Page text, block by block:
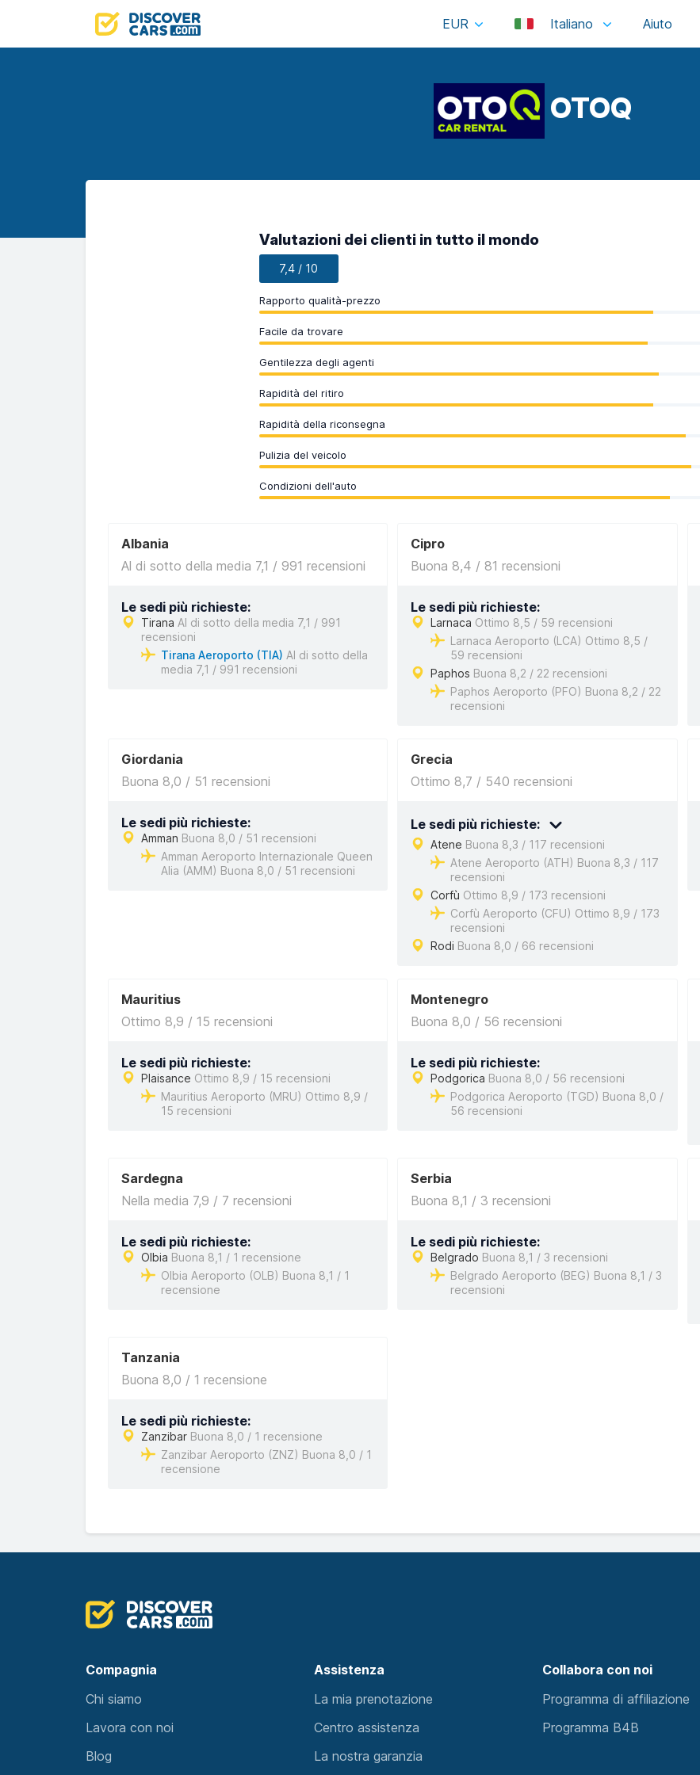
EUR Italiano
OTOQ
Valutazioni dei clienti in tutto il mondo
7,4 / 10
Rapporto qualità-prezzo
Facile da trovare
Gentilezza degli agenti
Rapidità del ritiro
Rapidità della riconsegna
Pulizia del veicolo
Condizioni dell'auto
Albania
Al di sotto della media 7,1 / 991 recensioni
Le sedi più richieste:
Tirana Al di sotto della media 7,1 / 991
recensioni
Tirana Aeroporto (TIA) Al di sotto della
media 7,1 / 991 recensioni
Cipro
Buona 8,4 / 81 recensioni
Le sedi più richieste:
Larnaca Ottimo 8,5 / 59 recensioni
Larnaca Aeroporto (LCA) Ottimo 8,5 /
59 recensioni
Paphos Buona 8,2 / 22 recensioni
Paphos Aeroporto (PFO) Buona 8,2 / 22
recensioni
Giordania
Buona 8,0 / 51 recensioni
Le sedi più richieste:
Amman Buona 8,0 / 51 recensioni
Amman Aeroporto Internazionale Queen
Alia (AMM) Buona 8,0 / 51 recensioni
Grecia
Ottimo 8,7 / 540 recensioni
Le sedi più richieste:
Atene Buona 8,3 / 117 recensioni
Atene Aeroporto (ATH) Buona 8,3 / 117
recensioni
Corfù Ottimo 8,9 / 173 recensioni
Corfù Aeroporto (CFU) Ottimo 8,9 / 173
recensioni
Rodi Buona 8,0 / 66 recensioni
Mauritius
Ottimo 8,9 / 15 recensioni
Le sedi più richieste:
Plaisance Ottimo 8,9 / 15 recensioni
Mauritius Aeroporto (MRU) Ottimo 8,9 /
15 recensioni
Montenegro
Buona 8,0 / 56 recensioni
Le sedi più richieste:
Podgorica Buona 8,0 / 56 recensioni
Podgorica Aeroporto (TGD) Buona 8,0 /
56 recensioni
Sardegna
Nella media 7,9 / 7 recensioni
Le sedi più richieste:
Olbia Buona 8,1 / 1 recensione
Olbia Aeroporto (OLB) Buona 8,1 / 1
recensione
Serbia
Buona 8,1 / 3 recensioni
Le sedi più richieste:
Belgrado Buona 8,1 / 3 recensioni
Belgrado Aeroporto (BEG) Buona 8,1 / 3
recensioni
Tanzania
Buona 8,0 / 1 recensione
Le sedi più richieste:
Zanzibar Buona 8,0 / 1 recensione
Zanzibar Aeroporto (ZNZ) Buona 8,0 / 1
recensione
Compagnia Assistenza Collabora con noi